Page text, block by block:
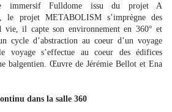
immersif Fulldome issu du projet A
le projet METABOLISM s’imprègne des
il capte son environnement en 360° et
cycle d’abstraction au coeur d’un voyage
voyage s’effectue au coeur des édifices
balgentien. Œuvre de Jérémie Bellot et Ena
dans la salle 360